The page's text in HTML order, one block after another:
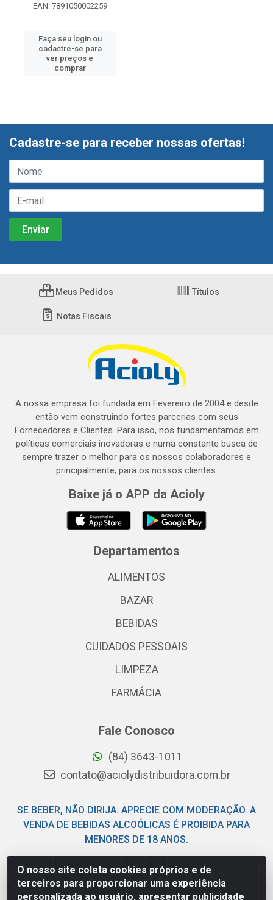
EAN: 7891050002259
Faça seu login ou
cadastre-se para
ver preços e
comprar
O nosso site coleta cookies próprios e de
terceiros para proporcionar uma experiência
personalizada ao usuário, apresentar publicidade
Cadastre-se para receber nossas ofertas!
Meus Pedidos Títulos
Notas Fiscais
A nossa empresa foi fundada em Fevereiro de 2004 e desde
então vem construindo fortes parcerias com seus
Fornecedores e Clientes. Para isso, nos fundamentamos em
políticas comerciais inovadoras e numa constante busca de
sempre trazer o melhor para os nossos colaboradores e
principalmente, para os nossos clientes.
Baixe já o APP da Acioly
Departamentos
ALIMENTOS
BAZAR
BEBIDAS
CUIDADOS PESSOAIS
LIMPEZA
FARMÁCIA
Fale Conosco
(84) 3643-1011
contato@aciolydistribuidora.com.br
SE BEBER, NÃO DIRIJA. APRECIE COM MODERAÇÃO. A
VENDA DE BEBIDAS ALCOÓLICAS É PROIBIDA PARA
MENORES DE 18 ANOS.
Acioly Distribuidora - Av Piloto Pereira Tim - Parque de
Exposições - Parnamirim/RN - CEP 59146-480 - CNPJ